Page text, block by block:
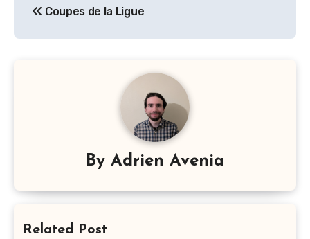
Coupes de la Ligue
By Adrien Avenia
Related Post